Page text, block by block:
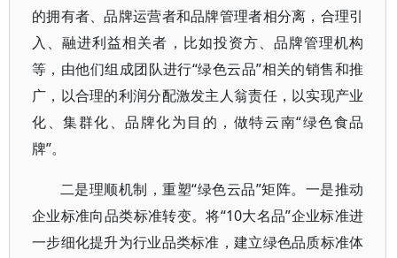
的拥有者、品牌运营者和品牌管理者相分离，合理引
入、融进利益相关者，比如投资方、品牌管理机构
等，由他们组成团队进行“绿色云品”相关的销售和推
广，以合理的利润分配激发主人翁责任，以实现产业
化、集群化、品牌化为目的，做特云南“绿色食品
牌”。
二是理顺机制，重塑“绿色云品”矩阵。一是推动
企业标准向品类标准转变。将“10大名品”企业标准进
一步细化提升为行业品类标准，建立绿色品质标准体